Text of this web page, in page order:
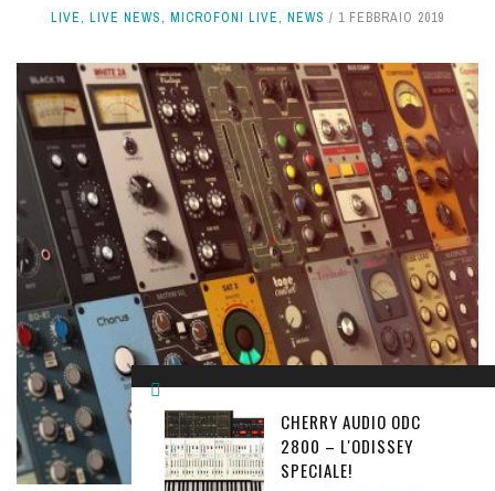
LIVE, LIVE NEWS, MICROFONI LIVE, NEWS 1 FEBBRAIO 2019
CHERRY AUDIO ODC
2800 – L'ODISSEY
SPECIALE!